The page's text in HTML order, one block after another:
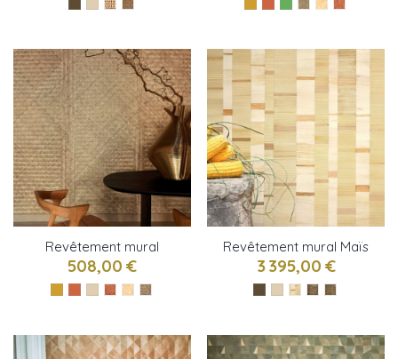
Revêtement mural
Bambou grand chevron
de CMO Paris
508,00 €
Revêtement mural Maïs
mélangé de CMO Paris
3 395,00 €